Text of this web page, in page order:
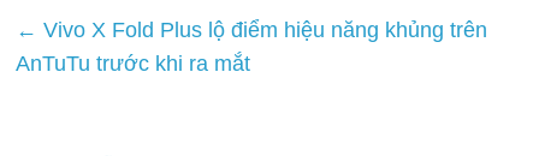
← Vivo X Fold Plus lộ điểm hiệu năng khủng trên
AnTuTu trước khi ra mắt